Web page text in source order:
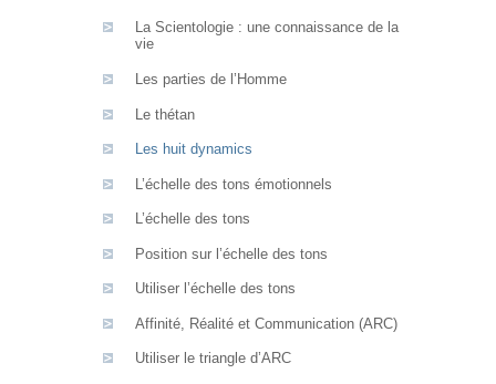
La Scientologie : une connaissance de la
vie
Les parties de l’Homme
Le thétan
Les huit dynamics
L’échelle des tons émotionnels
L’échelle des tons
Position sur l’échelle des tons
Utiliser l’échelle des tons
Affinité, Réalité et Communication (ARC)
Utiliser le triangle d’ARC